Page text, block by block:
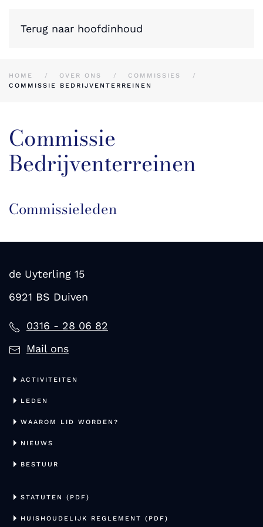
Terug naar hoofdinhoud
HOME OVER ONS
COMMISSIES
COMMISSIE BEDRIJVENTERREINEN
Commissie
Bedrijventerreinen
Commissieleden
de Uyterling 15
6921 BS Duiven
0316 - 28 06 82
Mail ons
ACTIVITEITEN
LEDEN
WAAROM LID WORDEN?
NIEUWS
BESTUUR
STATUTEN (PDF)
HUISHOUDELIJK REGLEMENT (PDF)